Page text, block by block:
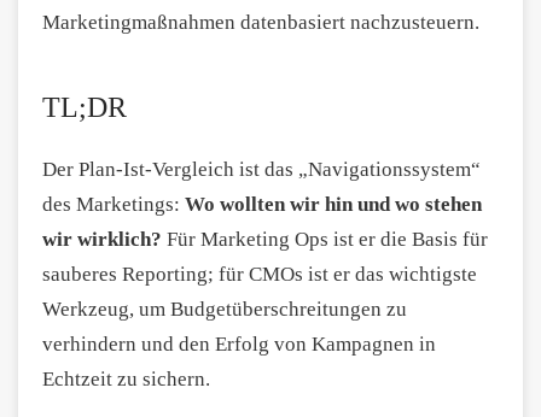
Marketingmaßnahmen datenbasiert nachzusteuern.
TL;DR
Der Plan-Ist-Vergleich ist das „Navigationssystem“
des Marketings: Wo wollten wir hin und wo stehen
wir wirklich? Für Marketing Ops ist er die Basis für
sauberes Reporting; für CMOs ist er das wichtigste
Werkzeug, um Budgetüberschreitungen zu
verhindern und den Erfolg von Kampagnen in
Echtzeit zu sichern.